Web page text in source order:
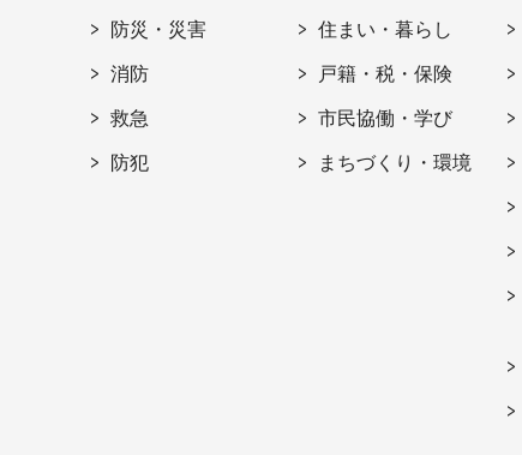
防災・災害
消防
救急
防犯
住まい・暮らし
戸籍・税・保険
市民協働・学び
まちづくり・環境